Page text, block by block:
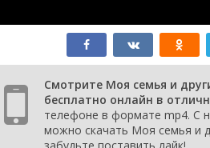
Смотрите Моя семья и
бесплатно онлайн в
телефоне в формате mp4. С
можно скачать Моя семья и